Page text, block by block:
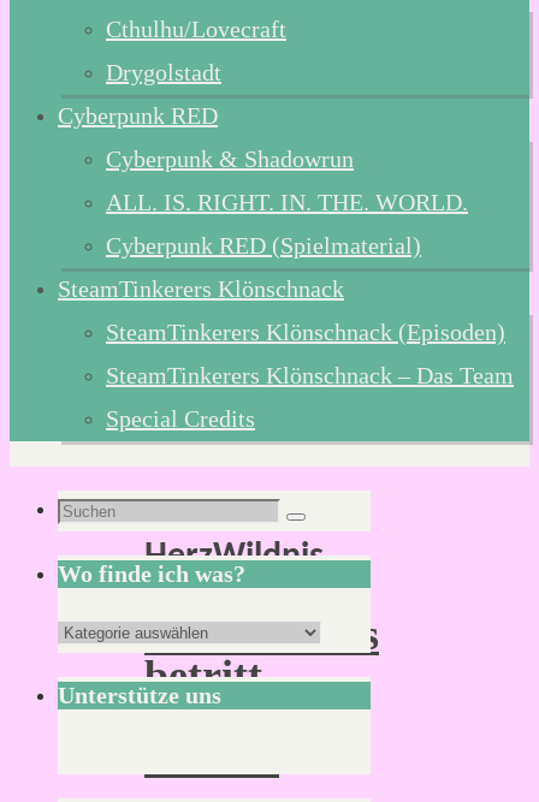
Cthulhu/Lovecraft
Drygolstadt
Cyberpunk RED
Cyberpunk & Shadowrun
ALL. IS. RIGHT. IN. THE. WORLD.
Cyberpunk RED (Spielmaterial)
SteamTinkerers Klönschnack
SteamTinkerers Klönschnack (Episoden)
SteamTinkerers Klönschnack – Das Team
Special Credits
Schlagwort:
HerzWildnis
HerzWildnis
betritt
die
Suchen
nach:
Suchen
Wo finde ich was?
Wo
finde
ich
Unterstütze uns